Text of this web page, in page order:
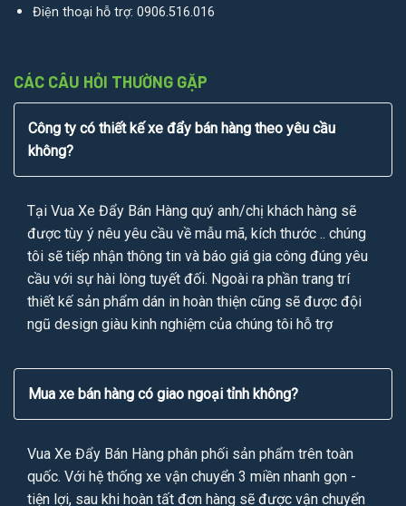
Điện thoại hỗ trợ: 0906.516.016
CÁC CÂU HỎI THƯỜNG GẶP
Công ty có thiết kế xe đẩy bán hàng theo yêu cầu
không?
Tại Vua Xe Đẩy Bán Hàng quý anh/chị khách hàng sẽ
được tùy ý nêu yêu cầu về mẫu mã, kích thước .. chúng
tôi sẽ tiếp nhận thông tin và báo giá gia công đúng yêu
cầu với sự hài lòng tuyết đối. Ngoài ra phần trang trí
thiết kế sản phẩm dán in hoàn thiện cũng sẽ được đội
ngũ design giàu kinh nghiệm của chúng tôi hỗ trợ
Mua xe bán hàng có giao ngoại tỉnh không?
Vua Xe Đẩy Bán Hàng phân phối sản phẩm trên toàn
quốc. Với hệ thống xe vận chuyển 3 miền nhanh gọn -
tiện lợi, sau khi hoàn tất đơn hàng sẽ được vận chuyển